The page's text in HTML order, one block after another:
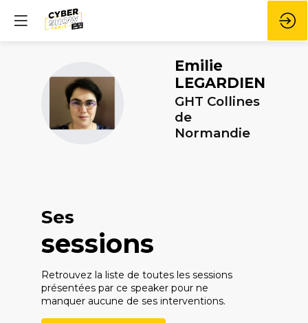
EL
Emilie
LEGARDIEN
GHT Collines
de
Normandie
Ses
sessions
Retrouvez la liste de toutes les sessions
présentées par ce speaker pour ne
manquer aucune de ses interventions.